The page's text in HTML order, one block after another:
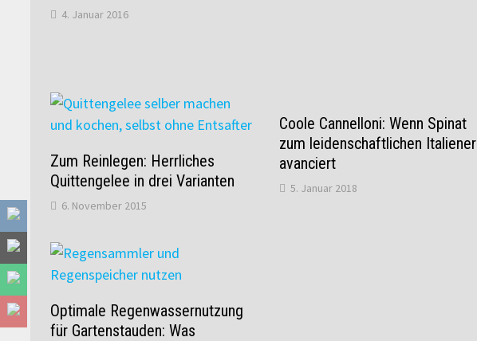
4. Januar 2016
Zum Reinlegen: Herrliches
Quittengelee in drei Varianten
6. November 2015
Coole Cannelloni: Wenn Spinat
zum leidenschaftlichen Italiener
avanciert
5. Januar 2018
Optimale Regenwassernutzung
für Gartenstauden: Was